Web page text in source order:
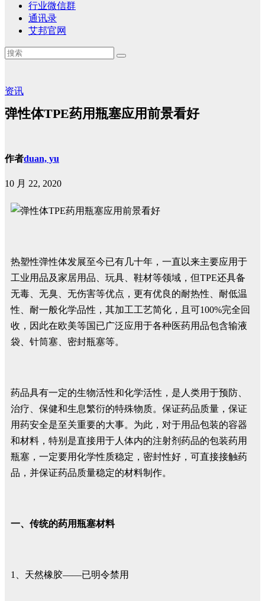
行业微信群
通讯录
艾邦官网
资讯
弹性体TPE药用瓶塞应用前景看好
作者duan, yu
10 月 22, 2020
热塑性弹性体发展至今已有几十年，一直以来主要应用于
工业用品及家居用品、玩具、鞋材等领域，但TPE还具备
无毒、无臭、无伤害等优点，更有优良的耐热性、耐低温
性、耐一般化学品性，其加工工艺简化，且可100%完全回
收，因此在欧美等国已广泛应用于各种医药用品包含输液
袋、针筒塞、密封瓶塞等。
药品具有一定的生物活性和化学活性，是人类用于预防、
治疗、保健和生息繁衍的特殊物质。保证药品质量，保证
用药安全是至关重要的大事。为此，对于用品包装的容器
和材料，特别是直接用于人体内的注射剂药品的包装药用
瓶塞，一定要用化学性质稳定，密封性好，可直接接触药
品，并保证药品质量稳定的材料制作。
一、传统的药用瓶塞材料
1、天然橡胶——已明令禁用